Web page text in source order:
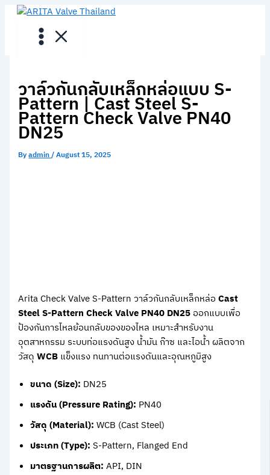
Skip
วาล์วกันกลับเหล็กหล่อแบบ S-
Pattern | Cast Steel S-
Pattern Check Valve PN40
DN25
Byadmin/August 15, 2025
Arita Check Valve S-Pattern วาล์วกันกลับเหล็กหล่อCast
Steel S-Pattern Check Valve PN40 DN25 ออกแบบเพื่อ
ป้องกันการไหลย้อนกลับของของไหล เหมาะสำหรับงาน
อุตสาหกรรม ระบบท่อแรงดันสูง น้ำมัน ก๊าซ และไอน้ำ ผลิตจาก
วัสดุWCB แข็งแรง ทนทานต่อแรงดันและอุณหภูมิสูง
ขนาด (Size): DN25
แรงดัน (Pressure Rating): PN40
วัสดุ (Material): WCB (Cast Steel)
ประเภท (Type): S-Pattern, Flanged End
มาตรฐานการผลิต: API, DIN